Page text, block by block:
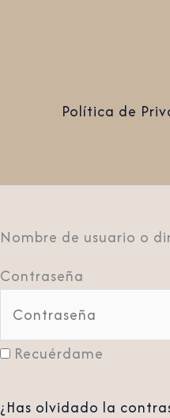
Política de
Nombre de usuario o
Contraseña
Recuérdame
¿Has olvidado la